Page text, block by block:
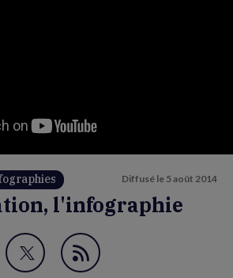
Diffusé le 5 août 2014
l'infographie
PartagerFlux